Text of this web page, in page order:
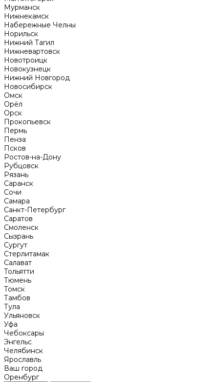
Мурманск
Нижнекамск
Набережные Челны
Норильск
Нижний Тагил
Нижневартовск
Новотроицк
Новокузнецк
Нижний Новгород
Новосибирск
Омск
Орёл
Орск
Прокопьевск
Пермь
Пенза
Псков
Ростов-на-Дону
Рубцовск
Рязань
Саранск
Сочи
Самара
Санкт-Петербург
Саратов
Смоленск
Сызрань
Сургут
Стерлитамак
Салават
Тольятти
Тюмень
Томск
Тамбов
Тула
Ульяновск
Уфа
Чебоксары
Энгельс
Челябинск
Ярославль
Ваш город
Оренбург